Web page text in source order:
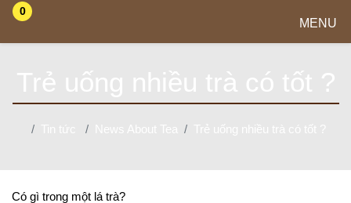
0
MENU
Có gì trong một lá trà?